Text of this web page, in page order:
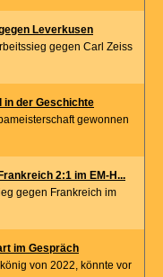
Leverkusen
gegen Carl Zeiss
in der Geschichte
gewonnen
2:1 im EM-H...
gegen Frankreich im
im Gespräch
von 2022, könnte vor